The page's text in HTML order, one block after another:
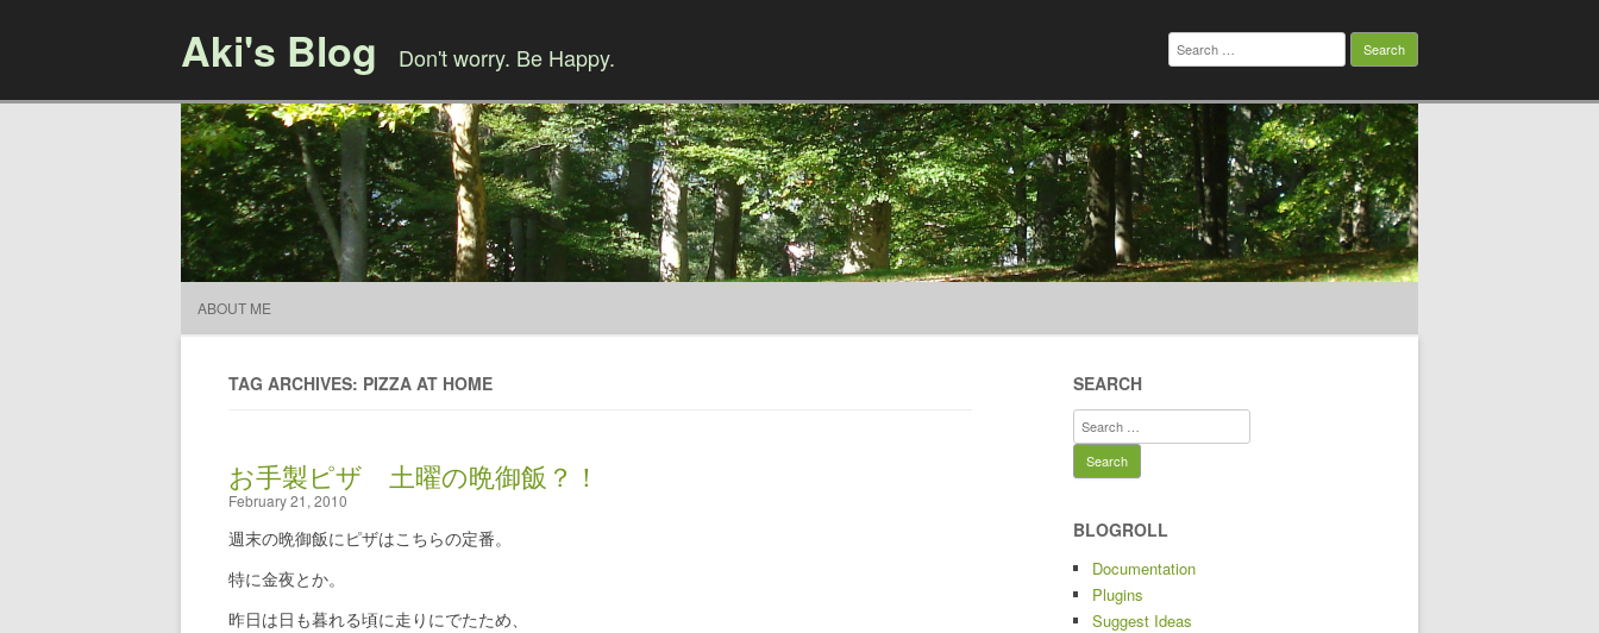
Aki's Blog Don't worry. Be Happy.
Search
for:
ABOUT ME
TAG ARCHIVES: PIZZA AT HOME
お手製ピザ 土曜の晩御飯？！
February 21, 2010
週末の晩御飯にピザはこちらの定番。
特に金夜とか。
昨日は日も暮れる頃に走りにでたため、
SEARCH
Search
for:
BLOGROLL
Documentation
Plugins
Suggest Ideas